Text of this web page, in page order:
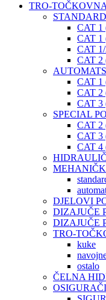
TRO-
CAT 1
CAT 1
CAT
CAT 2
CAT 1
CAT 2
CAT 3
SPECIAL
CAT 2
CAT 3
CAT 4
DJELOVI
DIZAJUČE
DIZAJUČE
TRO-
kuke
ostalo
ČELNA
OSIGURAČI